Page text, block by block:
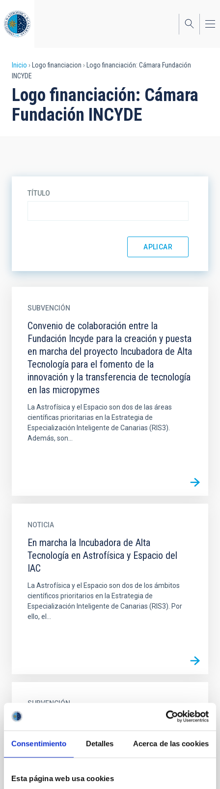
Consentimiento Detalles Acerca de las cookies
Esta página web usa cookies
al
contenido
principal
Sobrescribir
enlaces
de
ayuda
Inicio Logo financiacion
Logo financiación: Cámara Fundación
INCYDE
Logo financiación: Cámara
Fundación INCYDE
TÍTULO
SUBVENCIÓN
Convenio de colaboración entre la
Fundación Incyde para la creación y puesta
en marcha del proyecto Incubadora de Alta
Tecnología para el fomento de la
innovación y la transferencia de tecnología
en las micropymes
La Astrofísica y el Espacio son dos de las áreas
científicas prioritarias en la Estrategia de
Especialización Inteligente de Canarias (RIS3).
Además, son...
NOTICIA
En marcha la Incubadora de Alta
Tecnología en Astrofísica y Espacio del
IAC
La Astrofísica y el Espacio son dos de los ámbitos
científicos prioritarios en la Estrategia de
Especialización Inteligente de Canarias (RIS3). Por
ello, el...
SUBVENCIÓN
especializada en astrofísica y el espacio
en Canarias
consolidación de la Incubadora de Alta Tecnología en
Astrofísica y Espacio del Parque Científico y...